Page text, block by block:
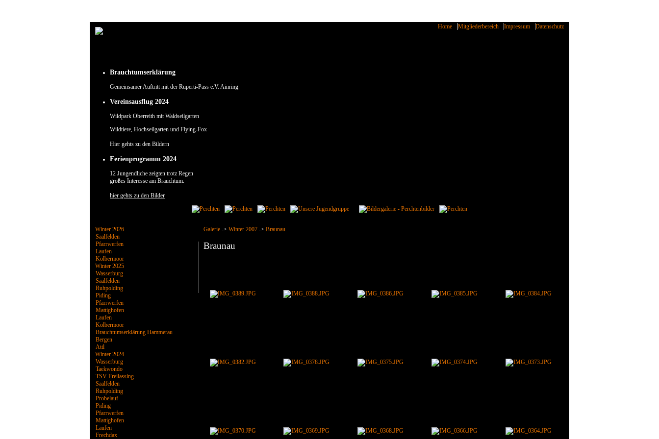
Home
Mitgliederbereich Impressum Datenschutz
Brauchtumserklärung
Gemeinsamer Auftritt mit der Ruperti-Pass e.V. Ainring
Vereinsausflug 2024
Wildpark Oberreith mit Waldseilgarten
Wildtiere, Hochseilgarten und Flying-Fox
Hier gehts zu den Bildern
Ferienprogramm 2024
12 Jungendliche zeigten trotz Regen
großes Interesse am Brauchtum.
hier gehts zu den Bilder
Winter 2026
Saalfelden
Pfarrwerfen
Laufen
Kolbermoor
Winter 2025
Wasserburg
Saalfelden
Ruhpolding
Piding
Pfarrwerfen
Mattighofen
Laufen
Kolbermoor
Brauchtumserklärung Hammerau
Bergen
Attl
Winter 2024
Wasserburg
Taekwondo
TSV Freilassing
Saalfelden
Ruhpolding
Probelauf
Piding
Pfarrwerfen
Mattighofen
Laufen
Frechdax
Galerie -> Winter 2007 -> Braunau
Braunau